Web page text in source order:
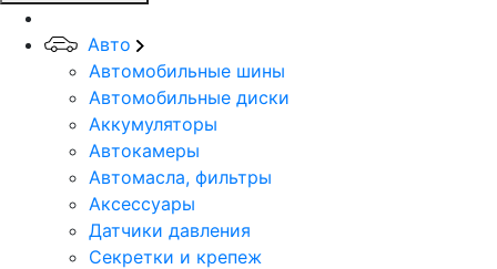
Авто
Автомобильные шины
Автомобильные диски
Аккумуляторы
Автокамеры
Автомасла, фильтры
Аксессуары
Датчики давления
Секретки и крепеж